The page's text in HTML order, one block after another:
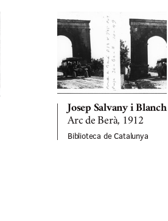
Josep Salvany i Blanch
Arc de Berà, 1912
Biblioteca de Catalunya